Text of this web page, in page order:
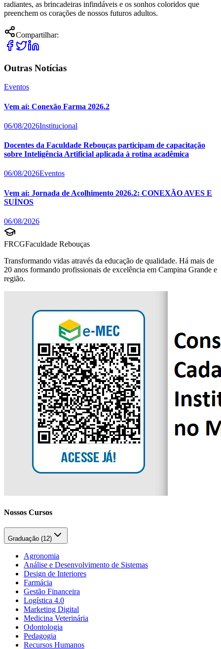
radiantes, as brincadeiras infindáveis e os sonhos coloridos que
preenchem os corações de nossos futuros adultos.
Compartilhar:
Outras Notícias
Eventos
Vem aí: Conexão Farma 2026.2
06/08/2026Institucional
Docentes da Faculdade Rebouças participam de capacitação
sobre Inteligência Artificial aplicada à rotina acadêmica
06/08/2026Eventos
Vem aí: Jornada de Acolhimento 2026.2: CONEXÃO AVES E
SUÍNOS
06/08/2026
FRCGFaculdade Rebouças
Transformando vidas através da educação de qualidade. Há mais de
20 anos formando profissionais de excelência em Campina Grande e
região.
Nossos Cursos
Graduação (12)
Agronomia
Análise e Desenvolvimento de Sistemas
Design de Interiores
Farmácia
Gestão Financeira
Logística 4.0
Marketing Digital
Medicina Veterinária
Odontologia
Pedagogia
Recursos Humanos